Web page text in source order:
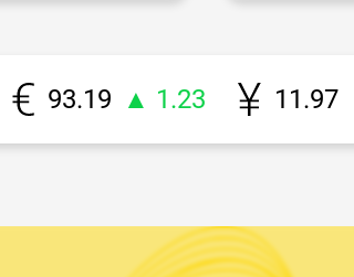
93.19 ▲ 1.23 11.97